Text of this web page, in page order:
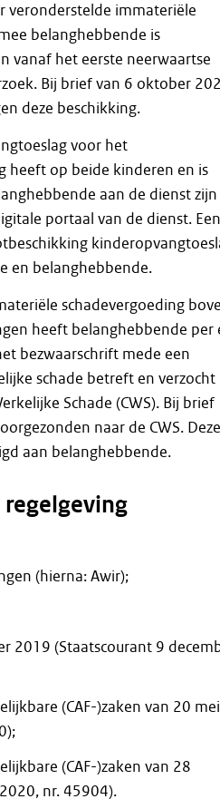
veronderstelde immateriële
belanghebbende is
vanaf het eerste neerwaartse
Bij brief van 6 oktober
deze beschikking.
voor het
heeft op beide kinderen en is
aan de dienst zijn
portaal van de dienst. Een
en belanghebbende.
schadevergoeding
heeft belanghebbende per
bezwaarschrift mede een
schade betreft en verzocht
Schade (CWS). Bij brief
naar de CWS. Deze
aan belanghebbende.
(hierna: Awir);
2019 (Staatscourant 9
(CAF-)zaken van 20 mei
(CAF-)zaken van 28
nr. 45904).